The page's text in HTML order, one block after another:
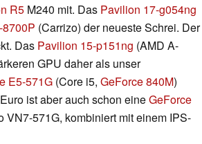
R5 M240 mit. Das Pavilion 17-g054ng
(Carrizo) der neueste Schrei. Der
Das Pavilion 15-p151ng (AMD A-
GPU daher als unser
E5-571G (Core i5, GeForce 840M)
ist aber auch schon eineGeForce
571G, kombiniert mit einem IPS-